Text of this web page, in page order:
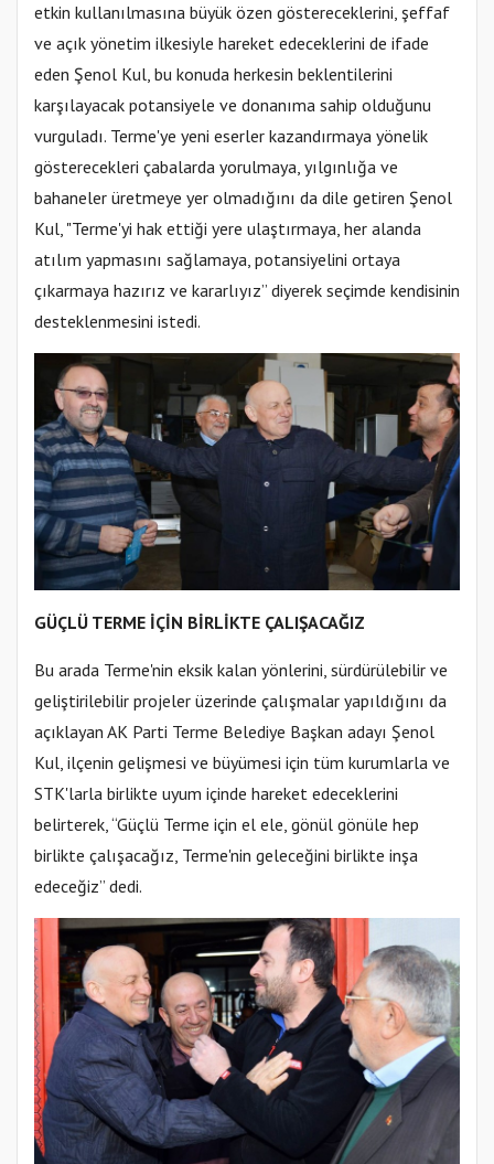
etkin kullanılmasına büyük özen göstereceklerini, şeffaf
ve açık yönetim ilkesiyle hareket edeceklerini de ifade
eden Şenol Kul, bu konuda herkesin beklentilerini
karşılayacak potansiyele ve donanıma sahip olduğunu
vurguladı. Terme'ye yeni eserler kazandırmaya yönelik
gösterecekleri çabalarda yorulmaya, yılgınlığa ve
bahaneler üretmeye yer olmadığını da dile getiren Şenol
Kul, "Terme'yi hak ettiği yere ulaştırmaya, her alanda
atılım yapmasını sağlamaya, potansiyelini ortaya
çıkarmaya hazırız ve kararlıyız” diyerek seçimde kendisinin
desteklenmesini istedi.
GÜÇLÜ TERME İÇİN BİRLİKTE ÇALIŞACAĞIZ
Bu arada Terme'nin eksik kalan yönlerini, sürdürülebilir ve
geliştirilebilir projeler üzerinde çalışmalar yapıldığını da
açıklayan AK Parti Terme Belediye Başkan adayı Şenol
Kul, ilçenin gelişmesi ve büyümesi için tüm kurumlarla ve
STK'larla birlikte uyum içinde hareket edeceklerini
belirterek, “Güçlü Terme için el ele, gönül gönüle hep
birlikte çalışacağız, Terme'nin geleceğini birlikte inşa
edeceğiz” dedi.